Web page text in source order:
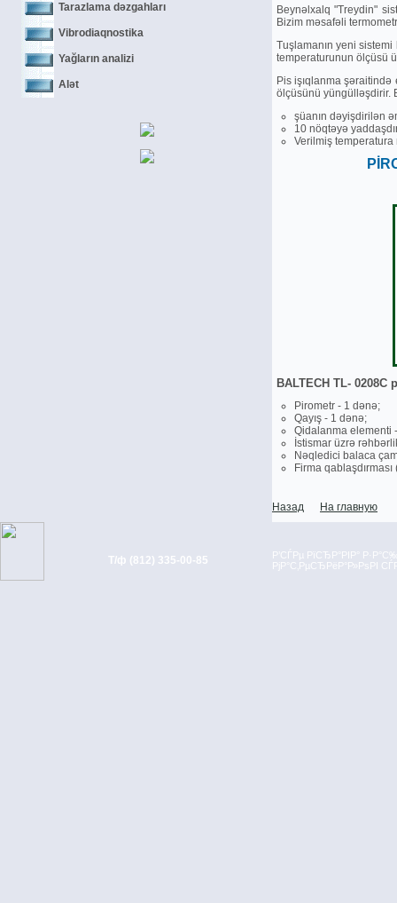
Tarazlama dәzgahları
Vibrodiaqnostika
Yağların analizi
Alәt
Beynәlxalq "Treydin"
Bizim mәsafәli
Tuşlamanın yeni
temperaturunun ölçüsü
Pis işıqlanma
ölçüsünü yüngüllәşdirir.
şüanın dәyişdirilәn
10 nöqtәyә
Verilmiş temperatura
BALTECH TL- 0208C
Pirometr - 1 dәnә;
Qayış - 1 dәnә;
Qidalanma elementi
İstismar üzrә
Nәqledici balaca
Firma
Назад На главную
Т/ф (812) 335-00-85
Р’СЃРµ РїСЂР°РІР°
РјР°С‚РµСЂРёР°Р»РѕРІ